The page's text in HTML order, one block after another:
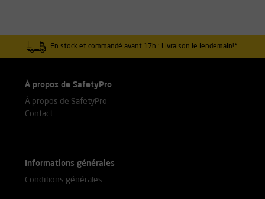
En stock et commandé avant 17h : Livraison le lendemain!*
À propos de SafetyPro
À propos de SafetyPro
Contact
Informations générales
Conditions générales